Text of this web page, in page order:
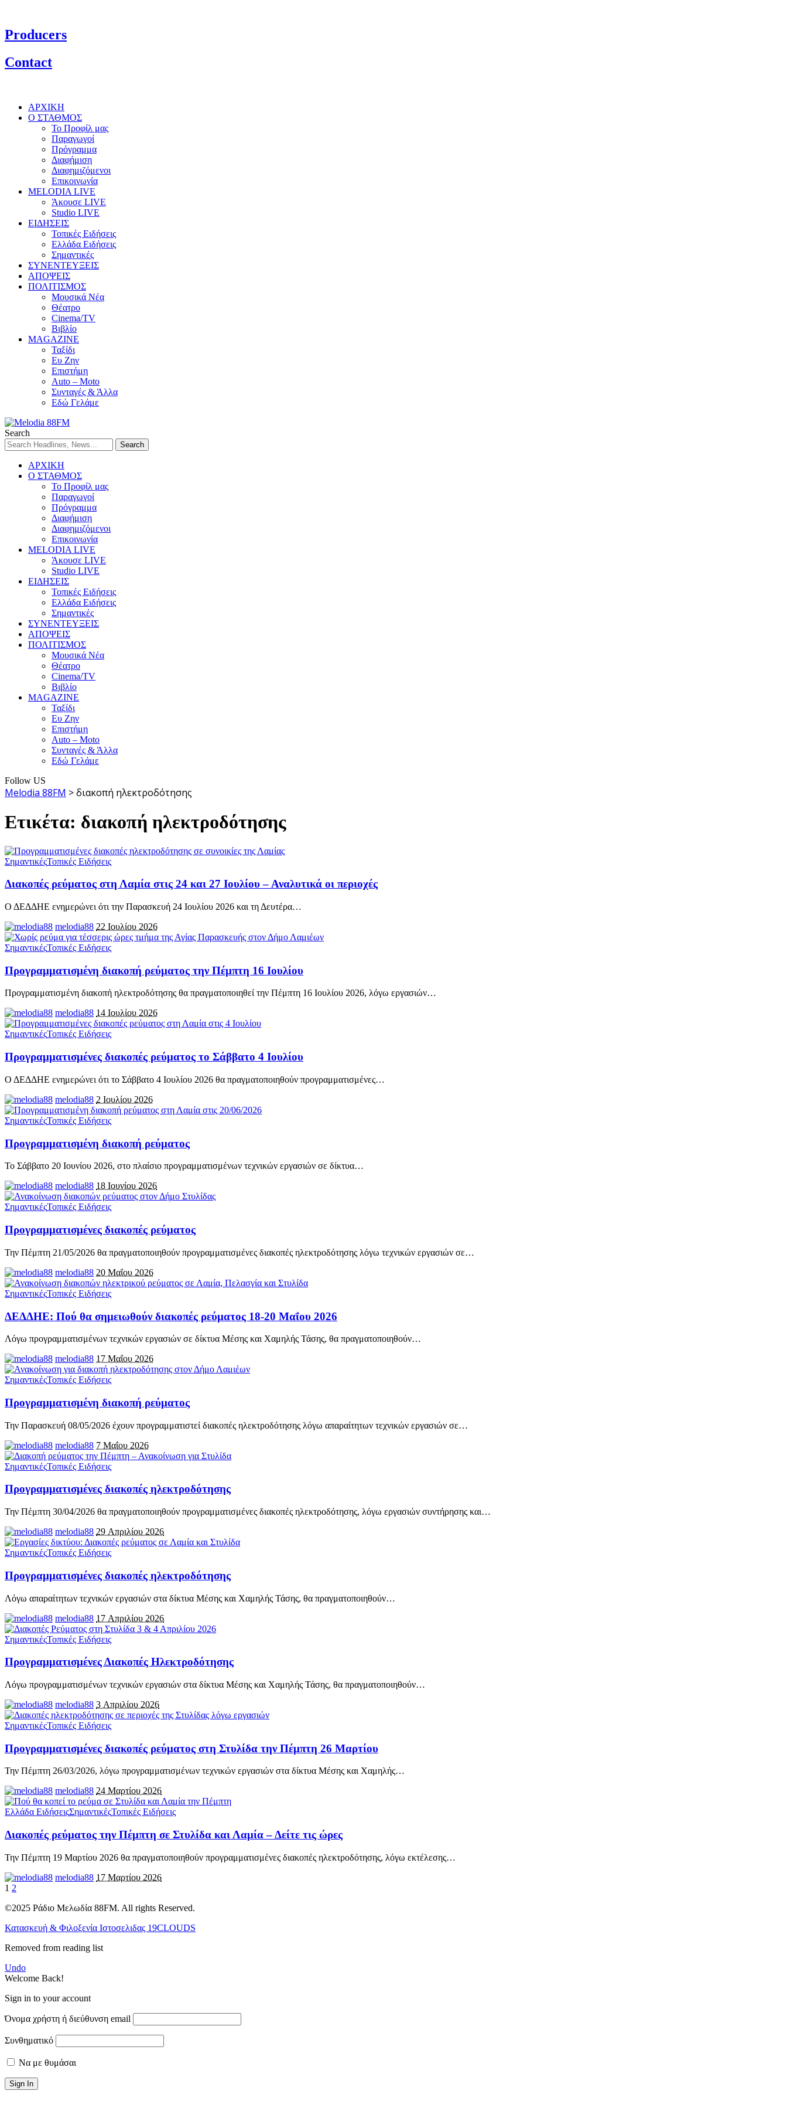
Producers
Contact
ΑΡΧΙΚΗ
Ο ΣΤΑΘΜΟΣ
Το Προφίλ μας
Παραγωγοί
Πρόγραμμα
Διαφήμιση
Διαφημιζόμενοι
Επικοινωνία
MELODIA LIVE
Άκουσε LIVE
Studio LIVE
ΕΙΔΗΣΕΙΣ
Τοπικές Ειδήσεις
Ελλάδα Ειδήσεις
Σημαντικές
ΣΥΝΕΝΤΕΥΞΕΙΣ
ΑΠΟΨΕΙΣ
ΠΟΛΙΤΙΣΜΟΣ
Μουσικά Νέα
Θέατρο
Cinema/TV
Βιβλίο
MAGAZINE
Ταξίδι
Ευ Ζην
Επιστήμη
Auto – Moto
Συνταγές & Άλλα
Εδώ Γελάμε
Search
ΑΡΧΙΚΗ
Ο ΣΤΑΘΜΟΣ
Το Προφίλ μας
Παραγωγοί
Πρόγραμμα
Διαφήμιση
Διαφημιζόμενοι
Επικοινωνία
MELODIA LIVE
Άκουσε LIVE
Studio LIVE
ΕΙΔΗΣΕΙΣ
Τοπικές Ειδήσεις
Ελλάδα Ειδήσεις
Σημαντικές
ΣΥΝΕΝΤΕΥΞΕΙΣ
ΑΠΟΨΕΙΣ
ΠΟΛΙΤΙΣΜΟΣ
Μουσικά Νέα
Θέατρο
Cinema/TV
Βιβλίο
MAGAZINE
Ταξίδι
Ευ Ζην
Επιστήμη
Auto – Moto
Συνταγές & Άλλα
Εδώ Γελάμε
Follow US
Melodia 88FM >διακοπή ηλεκτροδότησης
Ετικέτα: διακοπή ηλεκτροδότησης
ΣημαντικέςΤοπικές Ειδήσεις
Διακοπές ρεύματος στη Λαμία στις 24 και 27 Ιουλίου – Αναλυτικά οι περιοχές
Ο ΔΕΔΔΗΕ ενημερώνει ότι την Παρασκευή 24 Ιουλίου 2026 και τη Δευτέρα…
melodia88 22 Ιουλίου 2026
ΣημαντικέςΤοπικές Ειδήσεις
Προγραμματισμένη διακοπή ρεύματος την Πέμπτη 16 Ιουλίου
Προγραμματισμένη διακοπή ηλεκτροδότησης θα πραγματοποιηθεί την Πέμπτη 16 Ιουλίου 2026, λόγω εργασιών…
melodia88 14 Ιουλίου 2026
ΣημαντικέςΤοπικές Ειδήσεις
Προγραμματισμένες διακοπές ρεύματος το Σάββατο 4 Ιουλίου
Ο ΔΕΔΔΗΕ ενημερώνει ότι το Σάββατο 4 Ιουλίου 2026 θα πραγματοποιηθούν προγραμματισμένες…
melodia88 2 Ιουλίου 2026
ΣημαντικέςΤοπικές Ειδήσεις
Προγραμματισμένη διακοπή ρεύματος
Το Σάββατο 20 Ιουνίου 2026, στο πλαίσιο προγραμματισμένων τεχνικών εργασιών σε δίκτυα…
melodia88 18 Ιουνίου 2026
ΣημαντικέςΤοπικές Ειδήσεις
Προγραμματισμένες διακοπές ρεύματος
Την Πέμπτη 21/05/2026 θα πραγματοποιηθούν προγραμματισμένες διακοπές ηλεκτροδότησης λόγω τεχνικών εργασιών σε…
melodia88 20 Μαΐου 2026
ΣημαντικέςΤοπικές Ειδήσεις
ΔΕΔΔΗΕ: Πού θα σημειωθούν διακοπές ρεύματος 18-20 Μαΐου 2026
Λόγω προγραμματισμένων τεχνικών εργασιών σε δίκτυα Μέσης και Χαμηλής Τάσης, θα πραγματοποιηθούν…
melodia88 17 Μαΐου 2026
ΣημαντικέςΤοπικές Ειδήσεις
Προγραμματισμένη διακοπή ρεύματος
Την Παρασκευή 08/05/2026 έχουν προγραμματιστεί διακοπές ηλεκτροδότησης λόγω απαραίτητων τεχνικών εργασιών σε…
melodia88 7 Μαΐου 2026
ΣημαντικέςΤοπικές Ειδήσεις
Προγραμματισμένες διακοπές ηλεκτροδότησης
Την Πέμπτη 30/04/2026 θα πραγματοποιηθούν προγραμματισμένες διακοπές ηλεκτροδότησης, λόγω εργασιών συντήρησης και…
melodia88 29 Απριλίου 2026
ΣημαντικέςΤοπικές Ειδήσεις
Προγραμματισμένες διακοπές ηλεκτροδότησης
Λόγω απαραίτητων τεχνικών εργασιών στα δίκτυα Μέσης και Χαμηλής Τάσης, θα πραγματοποιηθούν…
melodia88 17 Απριλίου 2026
ΣημαντικέςΤοπικές Ειδήσεις
Προγραμματισμένες Διακοπές Ηλεκτροδότησης
Λόγω προγραμματισμένων τεχνικών εργασιών στα δίκτυα Μέσης και Χαμηλής Τάσης, θα πραγματοποιηθούν…
melodia88 3 Απριλίου 2026
ΣημαντικέςΤοπικές Ειδήσεις
Προγραμματισμένες διακοπές ρεύματος στη Στυλίδα την Πέμπτη 26 Μαρτίου
Την Πέμπτη 26/03/2026, λόγω προγραμματισμένων τεχνικών εργασιών στα δίκτυα Μέσης και Χαμηλής…
melodia88 24 Μαρτίου 2026
Ελλάδα ΕιδήσειςΣημαντικέςΤοπικές Ειδήσεις
Διακοπές ρεύματος την Πέμπτη σε Στυλίδα και Λαμία – Δείτε τις ώρες
Την Πέμπτη 19 Μαρτίου 2026 θα πραγματοποιηθούν προγραμματισμένες διακοπές ηλεκτροδότησης, λόγω εκτέλεσης…
melodia88 17 Μαρτίου 2026
1 2
©2025 Ράδιο Μελωδία 88FM. All rights Reserved.
Κατασκευή & Φιλοξενία Ιστοσελιδας 19CLOUDS
Removed from reading list
Undo
Welcome Back!
Sign in to your account
Όνομα χρήστη ή διεύθυνση email
Συνθηματικό
Να με θυμάσαι